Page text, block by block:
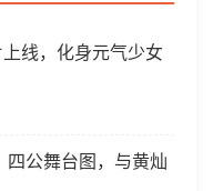
线，化身元气少女
公舞台图，与黄灿